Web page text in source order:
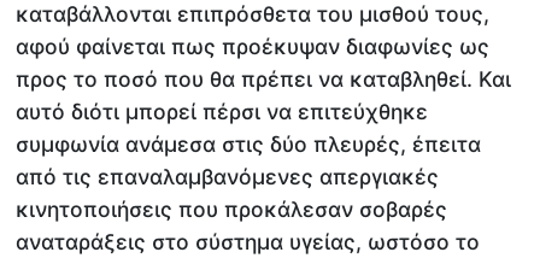
καταβάλλονται επιπρόσθετα του μισθού τους,
αφού φαίνεται πως προέκυψαν διαφωνίες ως
προς το ποσό που θα πρέπει να καταβληθεί. Και
αυτό διότι μπορεί πέρσι να επιτεύχθηκε
συμφωνία ανάμεσα στις δύο πλευρές, έπειτα
από τις επαναλαμβανόμενες απεργιακές
κινητοποιήσεις που προκάλεσαν σοβαρές
αναταράξεις στο σύστημα υγείας, ωστόσο το